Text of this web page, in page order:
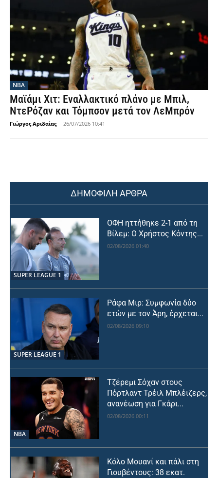
NBA
Μαϊάμι Χιτ: Εναλλακτικό πλάνο με Μπιλ,
ΝτεΡόζαν και Τόμπσον μετά τον ΛεΜπρόν
Γιώργος Αριδαίας - 26/07/2026 10:41
ΔΗΜΟΦΙΛΗ ΑΡΘΡΑ
SUPER LEAGUE 1
ΟΦΗ ηττήθηκε 2-1 από τη
Βίλεμ: Ο Χρήστος Κόντης...
02/08/2026 01:40
SUPER LEAGUE 1
Ράφα Μιρ: Συμφωνία δύο
ετών με τον Άρη, έρχεται...
02/08/2026 09:10
NBA
Τζέρεμι Σόχαν στους
Πόρτλαντ Τρέιλ Μπλέιζερς,
ανανέωση για Γκάρι...
02/08/2026 00:11
Κόλο Μουανί και πάλι στη
Γιουβέντους: 38 εκατ.